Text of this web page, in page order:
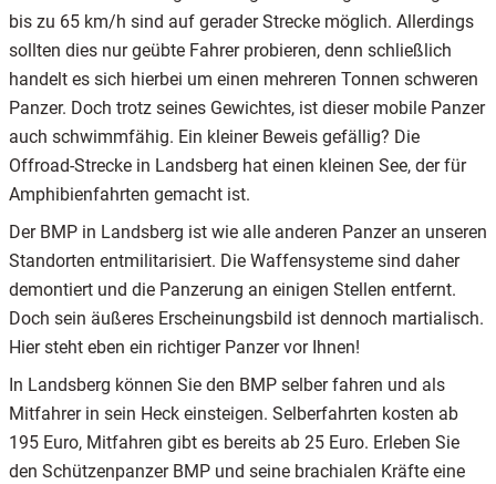
bis zu 65 km/h sind auf gerader Strecke möglich. Allerdings
sollten dies nur geübte Fahrer probieren, denn schließlich
handelt es sich hierbei um einen mehreren Tonnen schweren
Panzer. Doch trotz seines Gewichtes, ist dieser mobile Panzer
auch schwimmfähig. Ein kleiner Beweis gefällig? Die
Offroad-Strecke in Landsberg hat einen kleinen See, der für
Amphibienfahrten gemacht ist.
Der BMP in Landsberg ist wie alle anderen Panzer an unseren
Standorten entmilitarisiert. Die Waffensysteme sind daher
demontiert und die Panzerung an einigen Stellen entfernt.
Doch sein äußeres Erscheinungsbild ist dennoch martialisch.
Hier steht eben ein richtiger Panzer vor Ihnen!
In Landsberg können Sie den BMP selber fahren und als
Mitfahrer in sein Heck einsteigen. Selberfahrten kosten ab
195 Euro, Mitfahren gibt es bereits ab 25 Euro. Erleben Sie
den Schützenpanzer BMP und seine brachialen Kräfte eine